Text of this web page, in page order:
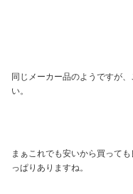
同じメーカー品のようですが
い。
まぁこれでも安いから買って
っぱりありますね。